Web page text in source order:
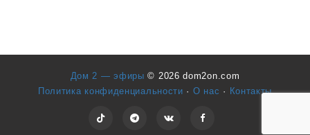
Дом 2 — эфиры© 2026 dom2on.com
Политика конфиденциальности · О нас · Контакты